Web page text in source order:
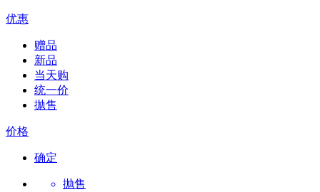
优惠
赠品
新品
当天购
统一价
拋售
价格
确定
抛售